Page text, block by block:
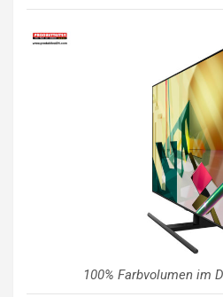
100% Farbvolumen im